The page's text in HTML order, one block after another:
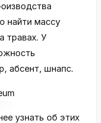
найти массу
травах. У
абсент, шнапс.
узнать об этих